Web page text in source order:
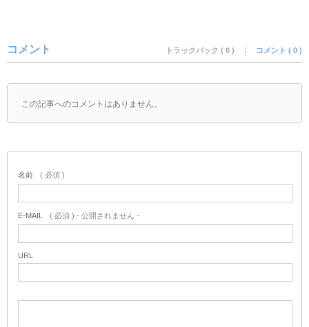
コメント トラックバック ( 0 ) コメント ( 0 )
この記事へのコメントはありません。
名前 ( 必須 )
E-MAIL ( 必須 ) - 公開されません -
URL